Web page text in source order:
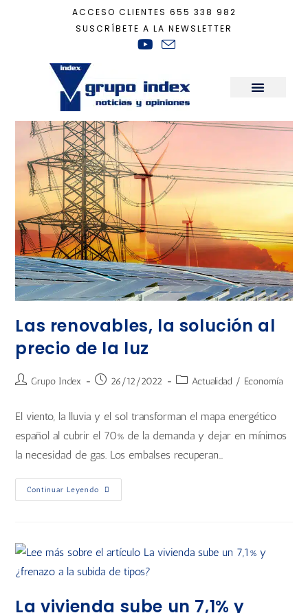
ACCESO CLIENTES 655 338 982
SUSCRÍBETE A LA NEWSLETTER
inflacion
Las renovables, la solución al
precio de la luz
Grupo Index 26/12/2022 Actualidad / Economía
El viento, la lluvia y el sol transforman el mapa energético
español al cubrir el 70% de la demanda y dejar en mínimos
la necesidad de gas. Los embalses recuperan…
Continuar Leyendo
La vivienda sube un 7,1% y